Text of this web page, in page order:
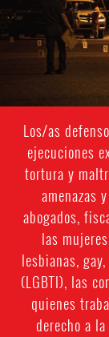
Los/as
ejecuciones
tortura y
amenazas
abogados,
las
lesbianas,
(LGBTI), las
quienes
derecho a